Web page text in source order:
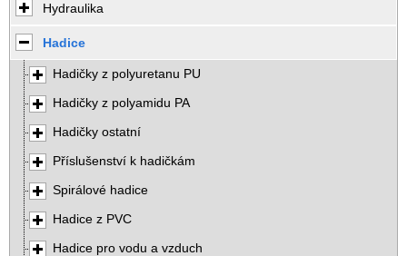
Hydraulika
Hadice
Hadičky z polyuretanu PU
Hadičky z polyamidu PA
Hadičky ostatní
Příslušenství k hadičkám
Spirálové hadice
Hadice z PVC
Hadice pro vodu a vzduch